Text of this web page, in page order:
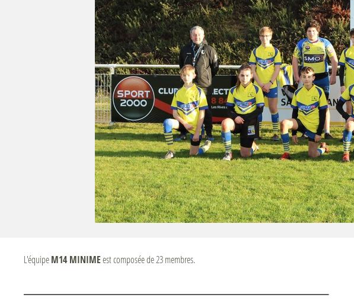
L'équipeM14 MINIMEest composée de 23 membres.